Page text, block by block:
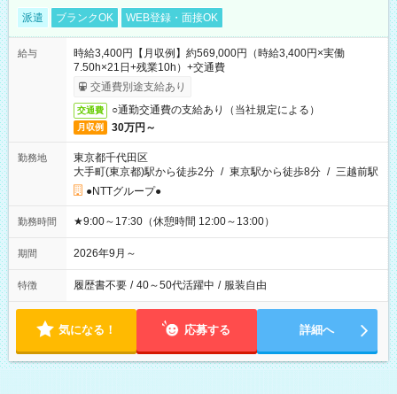
派遣 ブランクOK WEB登録・面接OK
給与
時給3,400円【月収例】約569,000円（時給3,400円×実働
7.50h×21日+残業10h）+交通費
交通費別途支給あり
交通費 ○通勤交通費の支給あり（当社規定による）
月収例 30万円～
勤務地
東京都千代田区
大手町(東京都)駅から徒歩2分 / 東京駅から徒歩8分 / 三越前駅
●NTTグループ●
勤務時間 ★9:00～17:30（休憩時間 12:00～13:00）
期間 2026年9月～
特徴 履歴書不要 / 40～50代活躍中 / 服装自由
気になる！ 応募する 詳細へ